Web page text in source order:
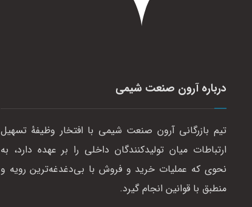
درباره آرون صنعت شیمی
تیم بازرگانی آرون صنعت شیمی با افتخار وظیفهٔ تسهیل
ارتباطات میان تولیدکنندگان داخلی را بر عهده دارد، به
نحوی که عملیات خرید و فروش با بی‌دغدغه‌ترین رویه و
منطبق با قوانین انجام گیرد.